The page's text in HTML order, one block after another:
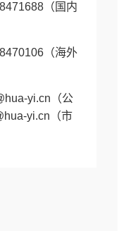
（国内
（海外
yi.cn （公
yi.cn （市